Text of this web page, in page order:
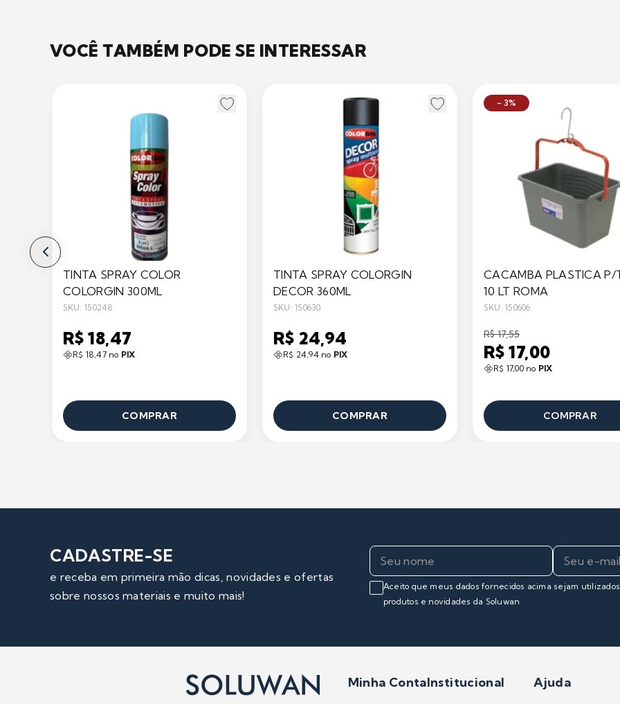
VOCÊ TAMBÉM PODE SE INTERESSAR
TINTA SPRAY COLOR
COLORGIN 300ML
SKU: 150248
R$ 18,47
R$ 18,47 no PIX
COMPRAR
TINTA SPRAY COLORGIN
DECOR 360ML
SKU: 150630
R$ 24,94
R$ 24,94 no PIX
COMPRAR
CACAMBA PLASTICA P/
10 LT ROMA
SKU: 150606
R$ 17,55
R$ 17,00
R$ 17,00 no PIX
- 3%
COMPRAR
CADASTRE-SE
e receba em primeira mão dicas, novidades e ofertas
sobre nossos materiais e muito mais!
Aceito que meus dados fornecidos acima sejam
produtos e novidades da Soluwan
Minha ContaInstitucional Ajuda